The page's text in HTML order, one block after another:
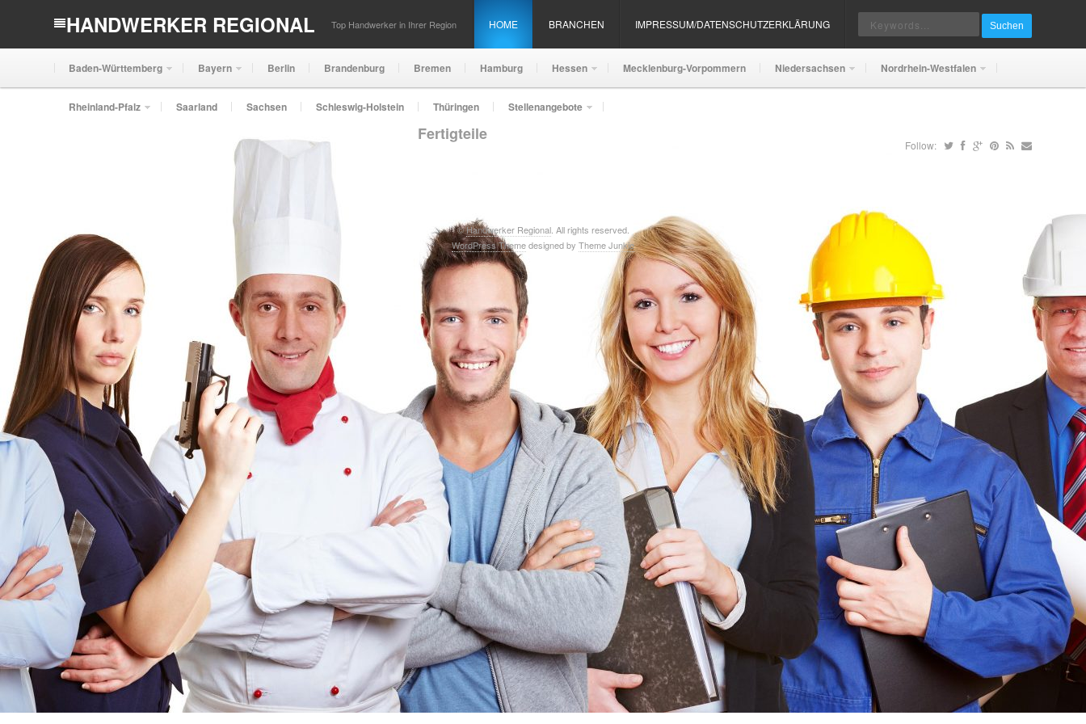
HANDWERKER REGIONAL Top Handwerker in Ihrer Region HOME BRANCHEN IMPRESSUM/DATENSCHUTZERKLÄRUNG Suchen
Baden-Württemberg Bayern Berlin Brandenburg Bremen Hamburg Hessen Mecklenburg-Vorpommern Niedersachsen Nordrhein-Westfalen
Rheinland-Pfalz Saarland Sachsen Schleswig-Holstein Thüringen Stellenangebote
Follow:
Fertigteile
©Handwerker Regional. All rights reserved.
WordPress Themedesigned by Theme Junkie